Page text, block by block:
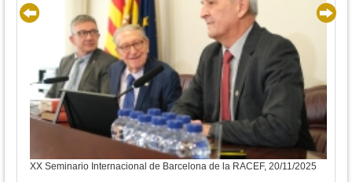
XX Seminario Internacional de Barcelona de la RACEF, 20/11/2025